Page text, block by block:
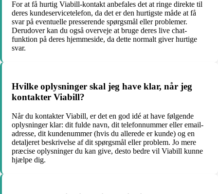
For at få hurtig Viabill-kontakt anbefales det at ringe direkte til
deres kundeservicetelefon, da det er den hurtigste måde at få
svar på eventuelle presserende spørgsmål eller problemer.
Derudover kan du også overveje at bruge deres live chat-
funktion på deres hjemmeside, da dette normalt giver hurtige
svar.
Hvilke oplysninger skal jeg have klar, når jeg
kontakter Viabill?
Når du kontakter Viabill, er det en god idé at have følgende
oplysninger klar: dit fulde navn, dit telefonnummer eller email-
adresse, dit kundenummer (hvis du allerede er kunde) og en
detaljeret beskrivelse af dit spørgsmål eller problem. Jo mere
præcise oplysninger du kan give, desto bedre vil Viabill kunne
hjælpe dig.